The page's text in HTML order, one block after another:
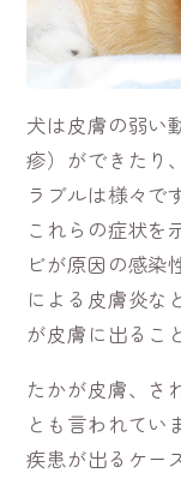
犬は皮膚の弱い
疹）ができたり
ラブルは様々で
これらの症状を
ビが原因の感染
による皮膚炎な
が皮膚に出るこ
たかが皮膚、さ
とも言われてい
疾患が出るケー